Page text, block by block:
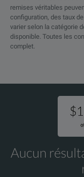
remises véritables
configuration, des taux
varier selon la catégorie
disponible. Toutes les
complet.
Aucun